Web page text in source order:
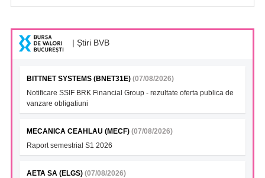
| Știri BVB
BITTNET SYSTEMS (BNET31E) (07/08/2026)
Notificare SSIF BRK Financial Group - rezultate oferta publica de
vanzare obligatiuni
MECANICA CEAHLAU (MECF) (07/08/2026)
Raport semestrial S1 2026
AETA SA (ELGS) (07/08/2026)